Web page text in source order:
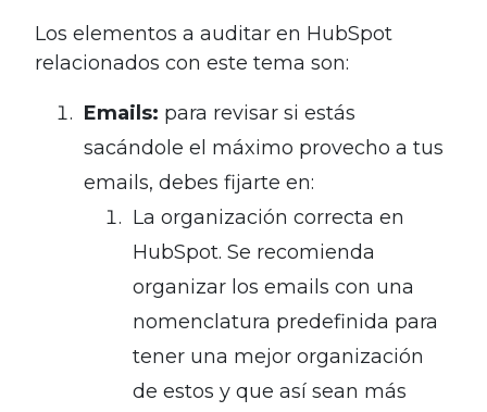
Los elementos a auditar en HubSpot
relacionados con este tema son:
Emails: para revisar si estás
sacándole el máximo provecho a tus
emails, debes fijarte en:
La organización correcta en
HubSpot. Se recomienda
organizar los emails con una
nomenclatura predefinida para
tener una mejor organización
de estos y que así sean más